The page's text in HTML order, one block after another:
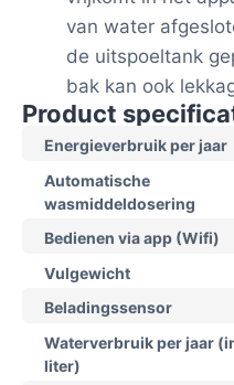
van water
de uitspoeltank
bak kan ook
Product
Energieverbruik per jaar
Automatische
wasmiddeldosering
Bedienen via app (Wifi)
Vulgewicht
Beladingssensor
Waterverbruik per jaar
liter)